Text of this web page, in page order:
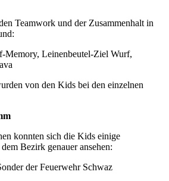
Teamwork und der Zusammenhalt in
Memory, Leinenbeutel-Ziel Wurf,
von den Kids bei den einzelnen
konnten sich die Kids einige
Bezirk genauer ansehen:
der Feuerwehr Schwaz